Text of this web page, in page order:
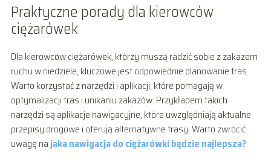
Praktyczne porady dla kierowców
ciężarówek
Dla kierowców ciężarówek, którzy muszą radzić sobie z zakazem
ruchu w niedziele, kluczowe jest odpowiednie planowanie tras.
Warto korzystać z narzędzi i aplikacji, które pomagają w
optymalizacji tras i unikaniu zakazów. Przykładem takich
narzędzi są aplikacje nawigacyjne, które uwzględniają aktualne
przepisy drogowe i oferują alternatywne trasy. Warto zwrócić
uwagę najaka nawigacja do ciężarówki będzie najlepsza?